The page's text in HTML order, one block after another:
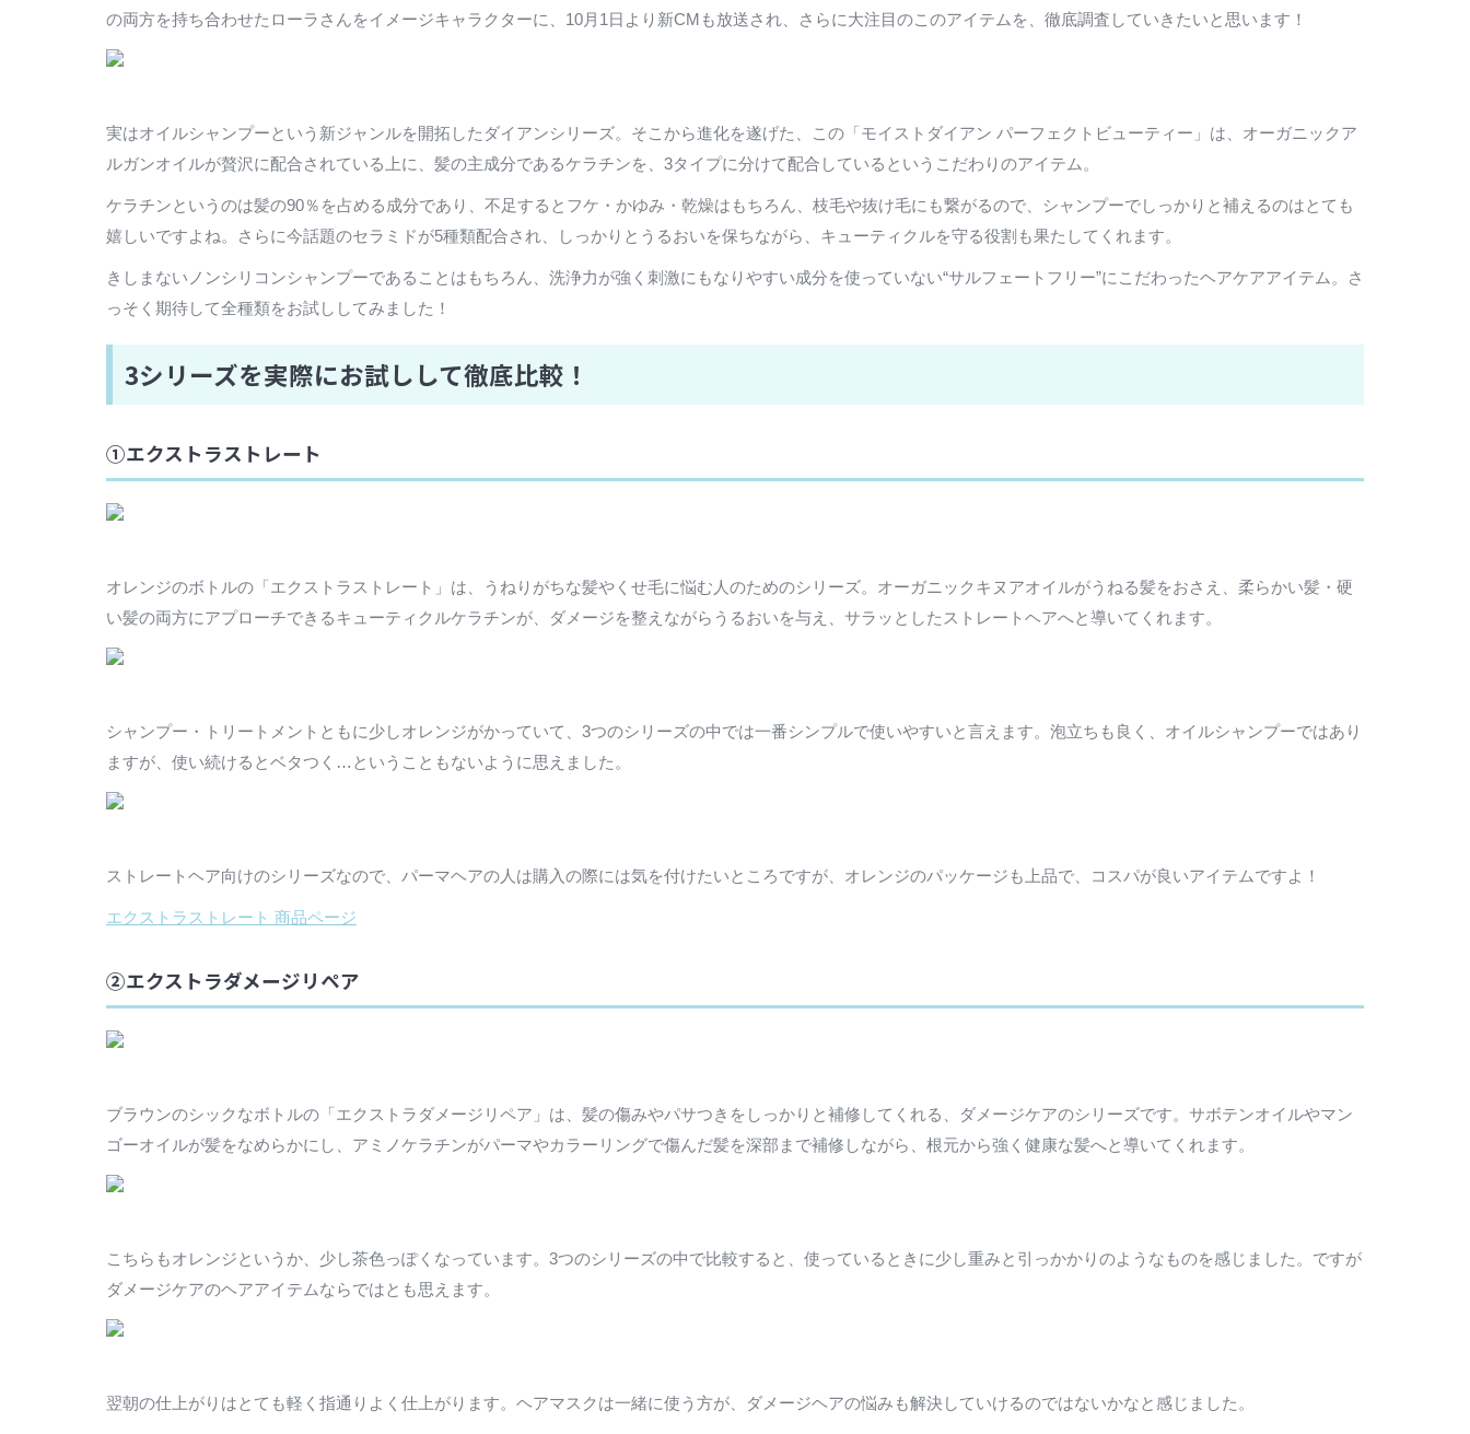
の両方を持ち合わせたローラさんをイメージキャラクターに、10月1日より新CMも放送され、さらに大注目のこのアイテムを、徹底調査していきたいと思います！
実はオイルシャンプーという新ジャンルを開拓したダイアンシリーズ。そこから進化を遂げた、この「モイストダイアン パーフェクトビューティー」は、オーガニックア
ルガンオイルが贅沢に配合されている上に、髪の主成分であるケラチンを、3タイプに分けて配合しているというこだわりのアイテム。
ケラチンというのは髪の90％を占める成分であり、不足するとフケ・かゆみ・乾燥はもちろん、枝毛や抜け毛にも繋がるので、シャンプーでしっかりと補えるのはとても
嬉しいですよね。さらに今話題のセラミドが5種類配合され、しっかりとうるおいを保ちながら、キューティクルを守る役割も果たしてくれます。
きしまないノンシリコンシャンプーであることはもちろん、洗浄力が強く刺激にもなりやすい成分を使っていない“サルフェートフリー”にこだわったヘアケアアイテム。さ
っそく期待して全種類をお試ししてみました！
3シリーズを実際にお試しして徹底比較！
①エクストラストレート
オレンジのボトルの「エクストラストレート」は、うねりがちな髪やくせ毛に悩む人のためのシリーズ。オーガニックキヌアオイルがうねる髪をおさえ、柔らかい髪・硬
い髪の両方にアプローチできるキューティクルケラチンが、ダメージを整えながらうるおいを与え、サラッとしたストレートヘアへと導いてくれます。
シャンプー・トリートメントともに少しオレンジがかっていて、3つのシリーズの中では一番シンプルで使いやすいと言えます。泡立ちも良く、オイルシャンプーではあり
ますが、使い続けるとベタつく…ということもないように思えました。
ストレートヘア向けのシリーズなので、パーマヘアの人は購入の際には気を付けたいところですが、オレンジのパッケージも上品で、コスパが良いアイテムですよ！
エクストラストレート 商品ページ
②エクストラダメージリペア
ブラウンのシックなボトルの「エクストラダメージリペア」は、髪の傷みやパサつきをしっかりと補修してくれる、ダメージケアのシリーズです。サボテンオイルやマン
ゴーオイルが髪をなめらかにし、アミノケラチンがパーマやカラーリングで傷んだ髪を深部まで補修しながら、根元から強く健康な髪へと導いてくれます。
こちらもオレンジというか、少し茶色っぽくなっています。3つのシリーズの中で比較すると、使っているときに少し重みと引っかかりのようなものを感じました。ですが
ダメージケアのヘアアイテムならではとも思えます。
翌朝の仕上がりはとても軽く指通りよく仕上がります。ヘアマスクは一緒に使う方が、ダメージヘアの悩みも解決していけるのではないかなと感じました。